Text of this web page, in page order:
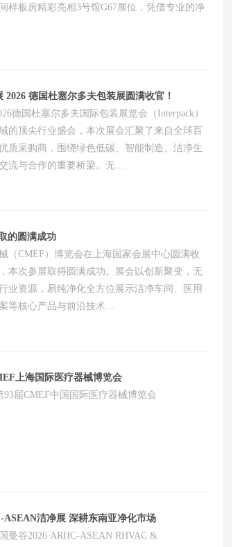
样板房精彩亮相3号馆G67展位，凭借专业的净
德国杜塞尔多夫包装展圆满收官！
德国杜塞尔多夫国际包装展览会（Interpack）
的顶尖行业盛会，本次展会汇聚了来自全球百
质采购商，围绕绿色低碳、智能制造、洁净生
流与合作的重要桥梁。无…
的圆满成功
（CMEF）博览会在上海国家会展中心圆满收
本次参展取得圆满成功。展会以创新聚变，无
业资源，易纯净化全方位展示洁净车间、医用
等核心产品与前沿技术…
上海国际医疗器械博览会
届CMEF中国国际医疗器械博览会
洁净展 深耕东南亚净化市场
曼谷2026 ARHC-ASEAN RHVAC &